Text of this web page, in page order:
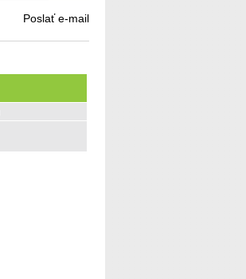
Poslať e-mail